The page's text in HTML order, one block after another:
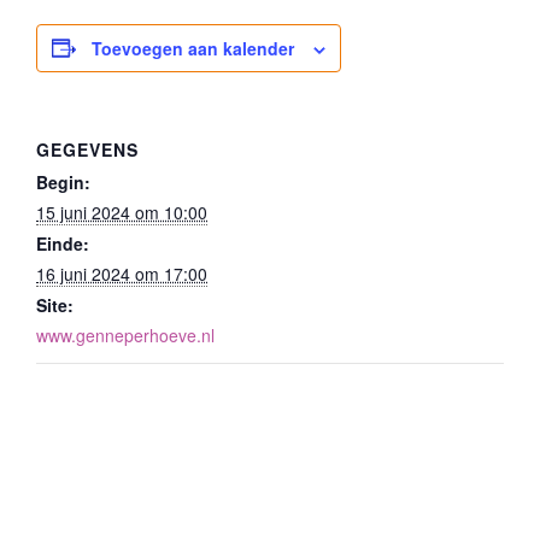
Toevoegen aan kalender
GEGEVENS
Begin:
15 juni 2024 om 10:00
Einde:
16 juni 2024 om 17:00
Site:
www.genneperhoeve.nl